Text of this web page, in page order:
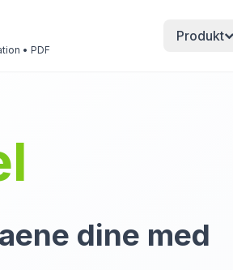
• PDF
Produkt
dine med